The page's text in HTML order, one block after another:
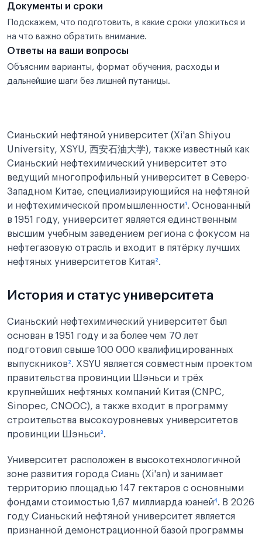
Документы и сроки
Подскажем, что подготовить, в какие сроки уложиться и
на что важно обратить внимание.
Ответы на ваши вопросы
Объясним варианты, формат обучения, расходы и
дальнейшие шаги без лишней путаницы.
Сианьский нефтяной университет (Xi'an Shiyou
University, XSYU, 西安石油大学), также известный как
Сианьский нефтехимический университет это
ведущий многопрофильный университет в Северо-
Западном Китае, специализирующийся на нефтяной
и нефтехимической промышленности¹. Основанный
в 1951 году, университет является единственным
высшим учебным заведением региона с фокусом на
нефтегазовую отрасль и входит в пятёрку лучших
нефтяных университетов Китая².
История и статус университета
Сианьский нефтехимический университет был
основан в 1951 году и за более чем 70 лет
подготовил свыше 100 000 квалифицированных
выпускников². XSYU является совместным проектом
правительства провинции Шэньси и трёх
крупнейших нефтяных компаний Китая (CNPC,
Sinopec, CNOOC), а также входит в программу
строительства высокоуровневых университетов
провинции Шэньси³.
Университет расположен в высокотехнологичной
зоне развития города Сиань (Xi'an) и занимает
территорию площадью 147 гектаров с основными
фондами стоимостью 1,67 миллиарда юаней⁴. В 2026
году Сианьский нефтяной университет является
признанной демонстрационной базой программы